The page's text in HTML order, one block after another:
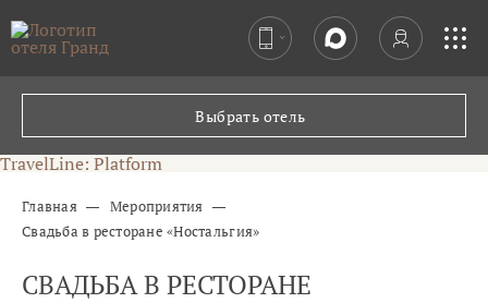
Выбрать отель
РЕСТОРАНЫ
МЕРОПРИЯТИЯ
TravelLine: Platform
Главная
Мероприятия
Свадьба в ресторане «Ностальгия»
СВАДЬБА В РЕСТОРАНЕ